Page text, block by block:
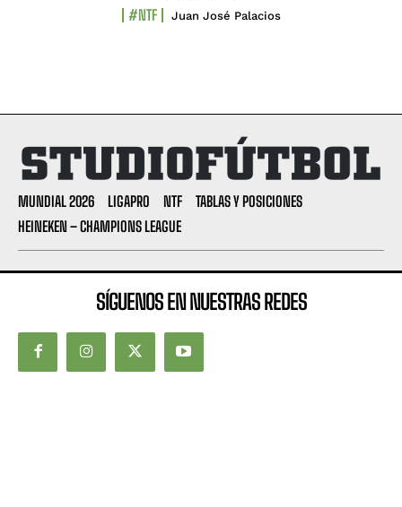
#NTF Juan José Palacios
MUNDIAL 2026 LIGAPRO NTF
TABLAS Y POSICIONES
HEINEKEN – CHAMPIONS LEAGUE
SÍGUENOS EN NUESTRAS REDES